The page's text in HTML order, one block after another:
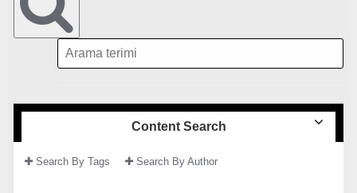
Content Search
Search By Tags Search By Author